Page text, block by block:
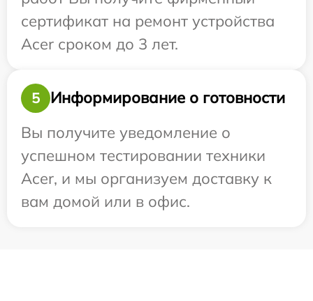
сертификат на ремонт устройства
Acer сроком до 3 лет.
5
Информирование о готовности
Вы получите уведомление о
успешном тестировании техники
Acer, и мы организуем доставку к
вам домой или в офис.